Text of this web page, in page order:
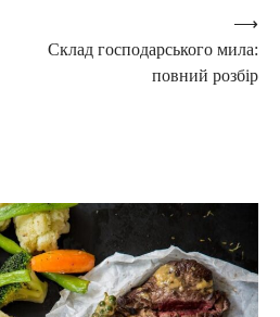
Склад господарського мила:
повний розбір
⟶